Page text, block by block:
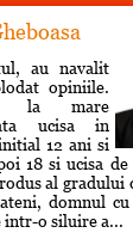
au navalit
opiniile.
la mare
ucisa in
12 ani si
18 si ucisa de
al gradului
domnul
intr-o siluire a...